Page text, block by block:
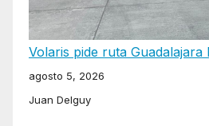
Volaris pide ruta Guadalajara
agosto 5, 2026
Juan Delguy